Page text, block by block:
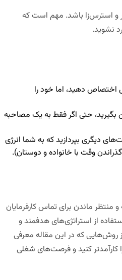
و استرس‌زا باشد. مهم است که
نشوید.
دهید، اما خود را
حتی اگر فقط به یک مصاحبه
دیگری بپردازید که به شما انرژی
وقت با خانواده و دوستان).
ماندن برای تماس کارفرمایان
از استراتژی‌های هدفمند و
روش‌هایی که در این مقاله معرفی
کارآمدتر کنید و فرصت‌های شغلی